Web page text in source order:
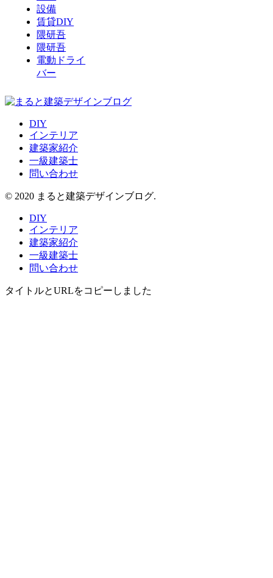
設備
賃貸DIY
隈研吾
隈研吾
電動ドライ
バー
DIY
インテリア
建築家紹介
一級建築士
問い合わせ
© 2020 まると建築デザインブログ.
DIY
インテリア
建築家紹介
一級建築士
問い合わせ
タイトルとURLをコピーしました